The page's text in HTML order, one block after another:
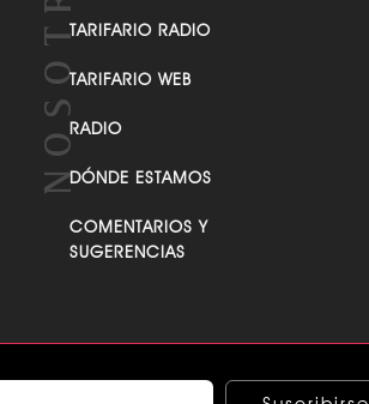
TARIFARIO RADIO
TARIFARIO WEB
RADIO
DÓNDE ESTAMOS
COMENTARIOS Y
SUGERENCIAS